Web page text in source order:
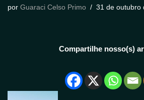
por Guaraci Celso Primo 31 de outubro
Compartilhe nosso(s)